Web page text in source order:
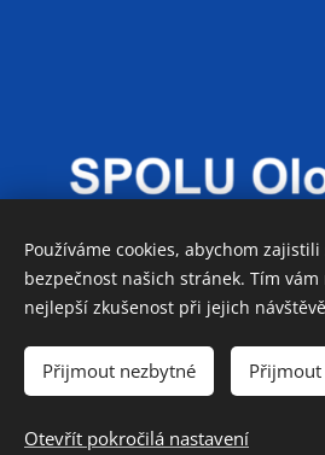
Co děláme
© 2025 SPOLU Olomouc
Používáme cookies, abychom
bezpečnost našich stránek. Tím
nejlepší zkušenost při jejich
Přijmout nezbytné Přijmout
Otevřít pokročilá nastavení